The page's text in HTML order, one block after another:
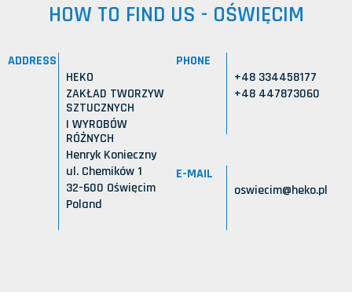
HOW TO FIND US - OŚWIĘCIM
ADDRESS
HEKO
ZAKŁAD TWORZYW
SZTUCZNYCH
I WYROBÓW
RÓŻNYCH
Henryk Konieczny
ul. Chemików 1
32-600 Oświęcim
Poland
PHONE
+48 334458177
+48 447873060
E-MAIL
oswiecim@heko.pl